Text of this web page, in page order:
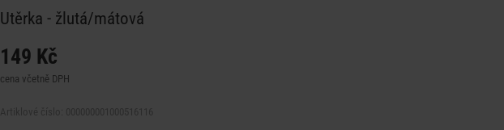
Utěrka - žlutá/mátová
149 Kč
cena včetně DPH